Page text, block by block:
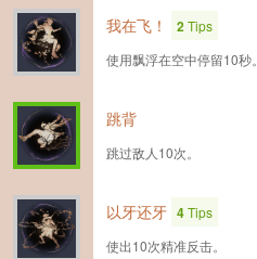
我在飞！ 2Tips
使用飘浮在空中停留10秒。
跳背
跳过敌人10次。
以牙还牙 4Tips
使出10次精准反击。